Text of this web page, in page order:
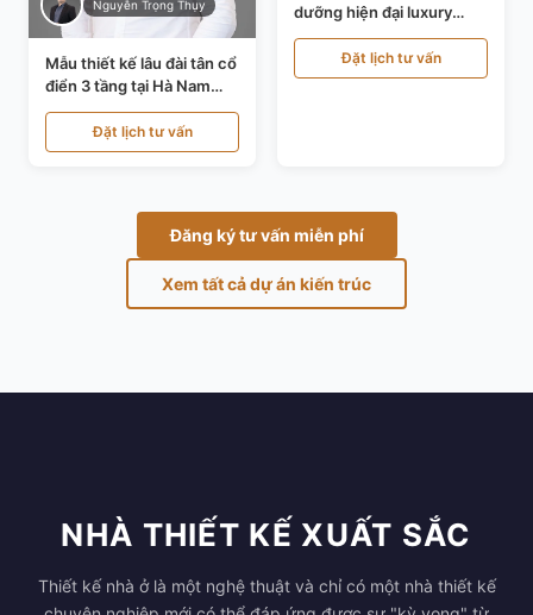
Nguyễn Trọng Thụy
Mẫu thiết kế lâu đài tân cổ
điển 3 tầng tại Hà Nam
KT24821
Đặt lịch tư vấn
dưỡng hiện đại luxury
700m² tại Đà Nẵng
KT24616Đặt lịch tư vấn
Đăng ký tư vấn miễn phí
Xem tất cả dự án kiến trúc
NHÀ THIẾT KẾ XUẤT SẮC
Thiết kế nhà ở là một nghệ thuật và chỉ có một nhà thiết kế